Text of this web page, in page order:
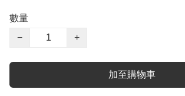
數量
−
+
加至購物車